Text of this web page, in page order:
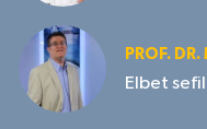
PROF.
Elbet sefil